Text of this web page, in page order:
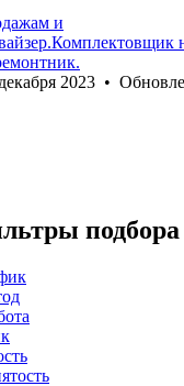
и
2023 •
подбора